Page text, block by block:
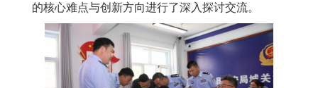
的核心难点与创新方向进行了深入探讨交流。